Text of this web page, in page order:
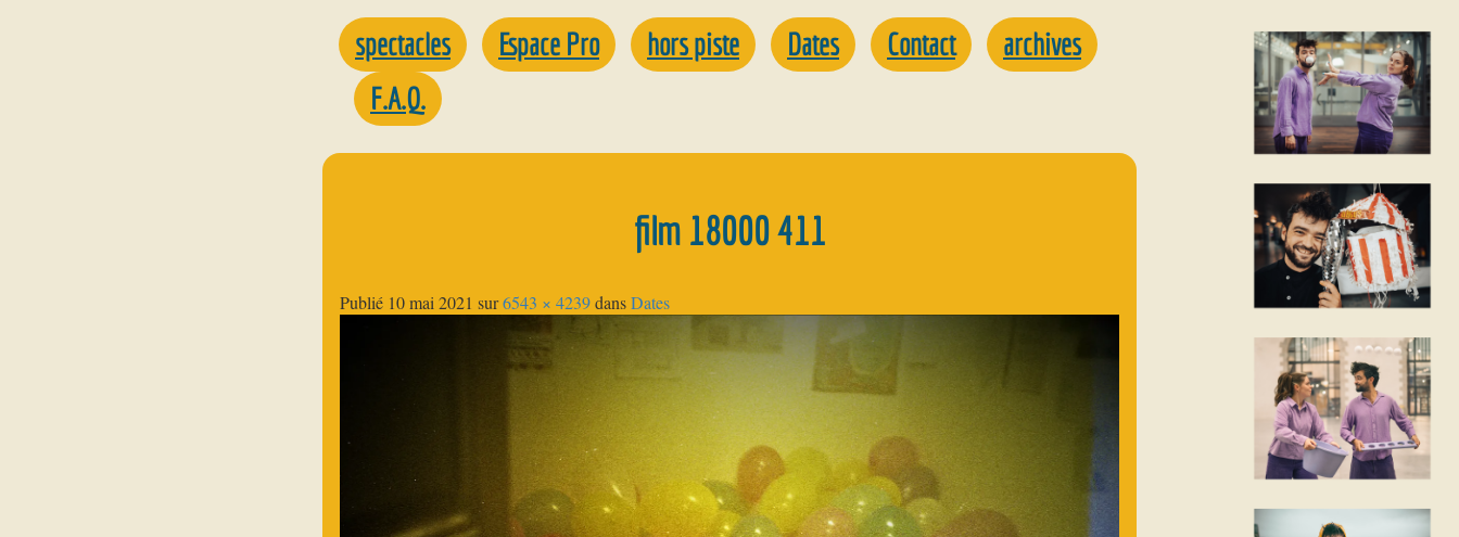
spectacles Espace Pro hors piste Dates Contact
archives
F.A.Q.
film 18000 411
Publié 10 mai 2021 sur6543 × 4239dansDates